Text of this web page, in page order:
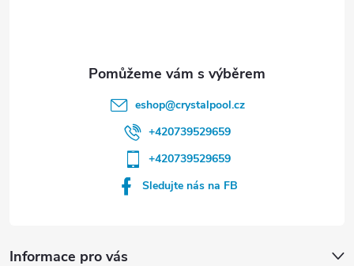
Informace pro vás
eshop@crystalpool.cz
+420739529659
+420739529659
Sledujte nás na FB